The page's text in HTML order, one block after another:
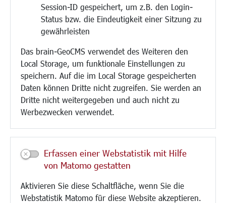
Session-ID gespeichert, um z.B. den Login-
Status bzw. die Eindeutigkeit einer Sitzung zu
gewährleisten
Das brain-GeoCMS verwendet des Weiteren den
Local Storage, um funktionale Einstellungen zu
speichern. Auf die im Local Storage gespeicherten
Daten können Dritte nicht zugreifen. Sie werden an
Dritte nicht weitergegeben und auch nicht zu
Werbezwecken verwendet.
Erfassen einer Webstatistik mit Hilfe
von Matomo gestatten
Aktivieren Sie diese Schaltfläche, wenn Sie die
Webstatistik Matomo für diese Website akzeptieren.
Bauen/Umwelt/Mobilität
Bebauungsplanung
Verkehr/Mobilität
Glasfaserausbau
Aktuelle Baustellen
Paddelteich
CINDY S
Kultur/Freizeit/Tourismus
Veranstaltungen
Neue Stadthalle Langen
Bäder
Musikschule